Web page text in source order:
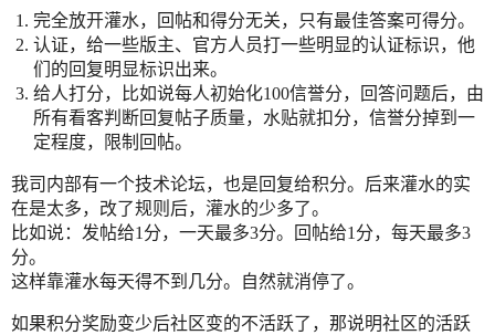
完全放开灌水，回帖和得分无关，只有最佳答案可得分。
认证，给一些版主、官方人员打一些明显的认证标识，他
们的回复明显标识出来。
给人打分，比如说每人初始化100信誉分，回答问题后，由
所有看客判断回复帖子质量，水贴就扣分，信誉分掉到一
定程度，限制回帖。
我司内部有一个技术论坛，也是回复给积分。后来灌水的实
在是太多，改了规则后，灌水的少多了。
比如说：发帖给1分，一天最多3分。回帖给1分，每天最多3
分。
这样靠灌水每天得不到几分。自然就消停了。
如果积分奖励变少后社区变的不活跃了，那说明社区的活跃